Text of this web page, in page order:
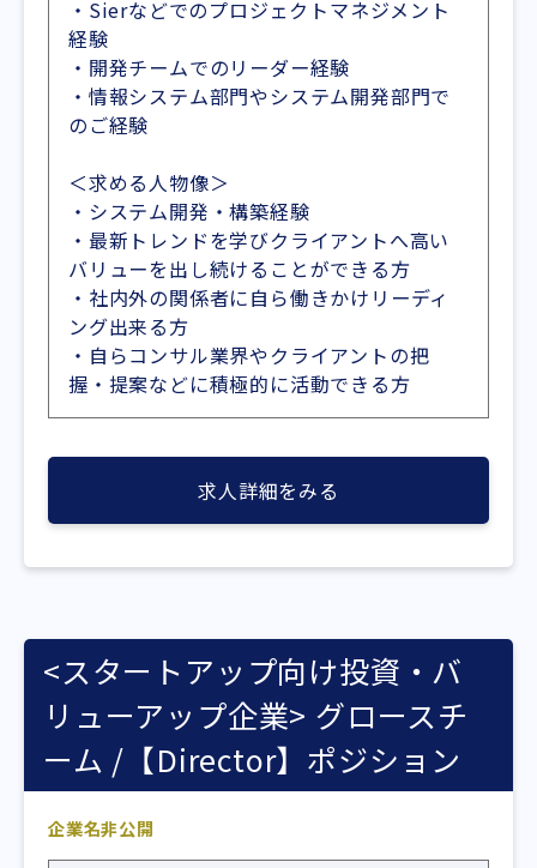
・Sierなどでのプロジェクトマネジメント
経験
・開発チームでのリーダー経験
・情報システム部門やシステム開発部門で
のご経験
＜求める人物像＞
・システム開発・構築経験
・最新トレンドを学びクライアントへ高い
バリューを出し続けることができる方
・社内外の関係者に自ら働きかけリーディ
ング出来る方
・自らコンサル業界やクライアントの把
握・提案などに積極的に活動できる方
求人詳細をみる
<スタートアップ向け投資・バ
リューアップ企業> グロースチ
ーム /【Director】ポジション
企業名非公開